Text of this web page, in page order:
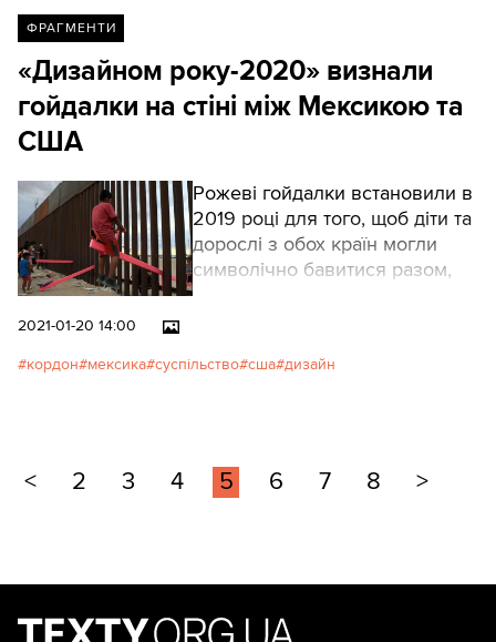
ФРАГМЕНТИ
«Дизайном року-2020» визнали
гойдалки на стіні між Мексикою та
США
Рожеві гойдалки встановили в
2019 році для того, щоб діти та
дорослі з обох країн могли
символічно бавитися разом,
2021-01-20 14:00
кордон мексика суспільство сша дизайн
< 2 3 4 5 6 7 8 >